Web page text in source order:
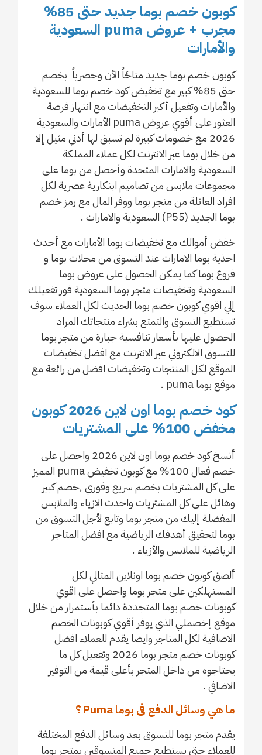
كوبون خصم بوما جديد حتى 85%
مجرب + عروض puma السعودية
والأمارات
كوبون خصم بوما جديد متاحًاً الأن وحصرياً بخصم
حتى 85% كبير مع تخفيض كود خصم بوما للسعودية
والأمارات وتفعيل أكبر التخفيضات مع انتهاز فرصة
العثور على أقوي عروض puma الأمارات والسعودية
2026 مع خصومات كبيرة لم تسبق لها أدني مثيل إلا
من خلال بوما عبر الانترنت لكل عملاء المملكة
السعودية والامارات المتحدة وأحصل من بوما على
مجموعات ملابس من تصاميم ابتكارية عصرية لكل
افراد العائلة من متجر بوما ووفر المال مع رمز خصم
بوما الجديد (P55) السعودية والامارات .
خفض أموالك مع تخفيضات بوما الأمارات مع أحدث
احذية بوما الامارات عند التسوق من محلات بوما و
فروع بوما كما يمكن الحصول على عروض بوما
السعودية وتخفيضات متجر بوما السعودية فور تفعيلك
إلي اقوي كوبون خصم بوما الحديث لكل العملاء سوف
تستطيع التسوق والتمتع بشراء منتجاتك المراد
الحصول عليها بأسعار تنافسية جبارة من متجر بوما
للتسوق الالكتروني عبر الانترنت مع افضل تخفيضات
الموقع لكل المنتجات وتخفيضات افضل من رائعة مع
موقع بوما puma .
كود خصم بوما اون لاين 2026 كوبون
مخفض 100% على المشتريات
أنسخ كود خصم بوما اون لاين 2026 واحصل على
خصم فعال 100% مع كوبون تخفيض puma المميز
على كل المشتريات بخصم سريع وفوري ,خصم كبير
وهائل على كل المشتريات واحدث الازياء والملابس
المفضلة إليك من متجر بوما وتابع لأجل التسوق من
بوما لتحقيق أهدفك الرياضية مع افضل المتاجر
الرياضية للملابس والأزياء .
ألصق كوبون خصم بوما اونلاين المثالي لكل
المستهلكين على متجر بوما واحصل على اقوي
كوبونات خصم بوما المتجددة دائما بأستمرار من خلال
موقع إخصملي الذي يوفر أقوي كوبونات الخصم
الاضافية لكل المتاجر وايضا يقدم للعملاء افضل
كوبونات خصم متجر بوما 2026 وتفعيل كل ما
يحتاجوه من داخل المتجر بأعلى قيمة من التوفير
الاضافي .
ما هي وسائل الدفع فى بوما Puma ؟
يقدم متجر بوما للتسوق بعد وسائل الدفع المختلفة
للعملاء حتى يستطيع جميع المتسوقين بمتجر بوما